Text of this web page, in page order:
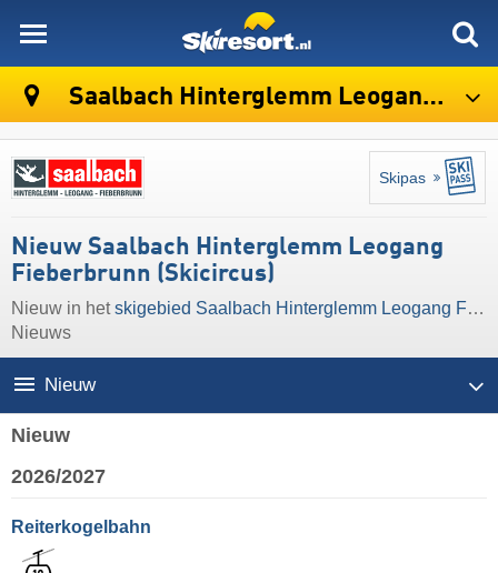
Saalbach Hinterglemm Leogang Fieberbrunn (Skicircus)
Skipas
Nieuw Saalbach Hinterglemm Leogang
Fieberbrunn (Skicircus)
Nieuw in hetskigebied Saalbach Hinterglemm Leogang Fieberbrunn (Skicircus)
Nieuws
Nieuw
Nieuw
2026/2027
Reiterkogelbahn